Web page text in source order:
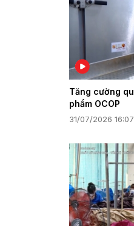
Tăng cường
phẩm OCOP
31/07/2026 16:07